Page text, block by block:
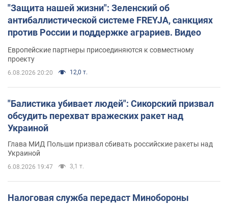
"Защита нашей жизни": Зеленский об
антибаллистической системе FREYJA, санкциях
против России и поддержке аграриев. Видео
Европейские партнеры присоединяются к совместному
проекту
6.08.2026 20:20 12,0 т.
"Балистика убивает людей": Сикорский призвал
обсудить перехват вражеских ракет над
Украиной
Глава МИД Польши призвал сбивать российские ракеты над
Украиной
6.08.2026 19:47 3,1 т.
Налоговая служба передаст Минобороны